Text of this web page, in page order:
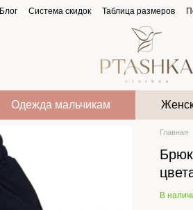
Блог Система скидок Таблица размеров
Одежда мальчикам
Главная
В